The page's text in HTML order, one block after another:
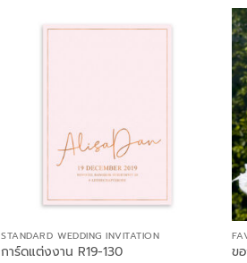
STANDARD WEDDING INVITATION
การ์ดแต่งงาน R19-130 ข